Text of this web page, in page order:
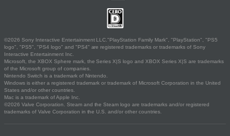
©2026 Sony Interactive Entertainment LLC."PlayStation Family Mark", "PlayStation", "PS5
logo", "PS5", "PS4 logo" and "PS4" are registered trademarks or trademarks of Sony
Interactive Entertainment Inc.
Microsoft, the XBOX Sphere mark, the Series X|S logo and XBOX Series X|S are trademarks
of the Microsoft group of companies.
Nintendo Switch is a trademark of Nintendo.
Windows is either a registered trademark or trademark of Microsoft Corporation in the United
States and/or other countries.
Mac is a trademark of Apple Inc.
©2026 Valve Corporation. Steam and the Steam logo are trademarks and/or registered
trademarks of Valve Corporation in the U.S. and/or other countries.